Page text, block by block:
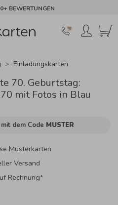
BEWERTUNGEN
Einladungskarten
70. Geburtstag:
mit Fotos in Blau
dem Code MUSTER
Musterkarten
Versand
Rechnung*